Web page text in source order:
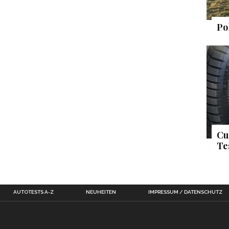
AUTOTESTS A-Z NEUHEITEN IMPRESSUM / DATENSCHUTZ